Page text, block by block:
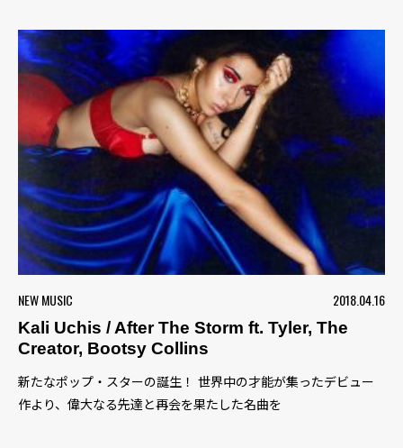
NEW MUSIC
2018.04.16
Kali Uchis / After The Storm ft. Tyler, The
Creator, Bootsy Collins
新たなポップ・スターの誕生！ 世界中の才能が集ったデビュー
作より、偉大なる先達と再会を果たした名曲を